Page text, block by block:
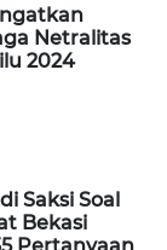
Netralitas
2024
Saksi Soal
Bekasi